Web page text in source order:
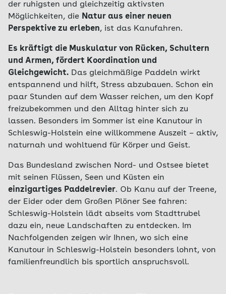
der ruhigsten und gleichzeitig aktivsten
Möglichkeiten, die Natur aus einer neuen
Perspektive zu erleben, ist das Kanufahren.
Es kräftigt die Muskulatur von Rücken, Schultern
und Armen, fördert Koordination und
Gleichgewicht. Das gleichmäßige Paddeln wirkt
entspannend und hilft, Stress abzubauen. Schon ein
paar Stunden auf dem Wasser reichen, um den Kopf
freizubekommen und den Alltag hinter sich zu
lassen. Besonders im Sommer ist eine Kanutour in
Schleswig-Holstein eine willkommene Auszeit – aktiv,
naturnah und wohltuend für Körper und Geist.
Das Bundesland zwischen Nord- und Ostsee bietet
mit seinen Flüssen, Seen und Küsten ein
einzigartiges Paddelrevier. Ob Kanu auf der Treene,
der Eider oder dem Großen Plöner See fahren:
Schleswig-Holstein lädt abseits vom Stadttrubel
dazu ein, neue Landschaften zu entdecken. Im
Nachfolgenden zeigen wir Ihnen, wo sich eine
Kanutour in Schleswig-Holstein besonders lohnt, von
familienfreundlich bis sportlich anspruchsvoll.